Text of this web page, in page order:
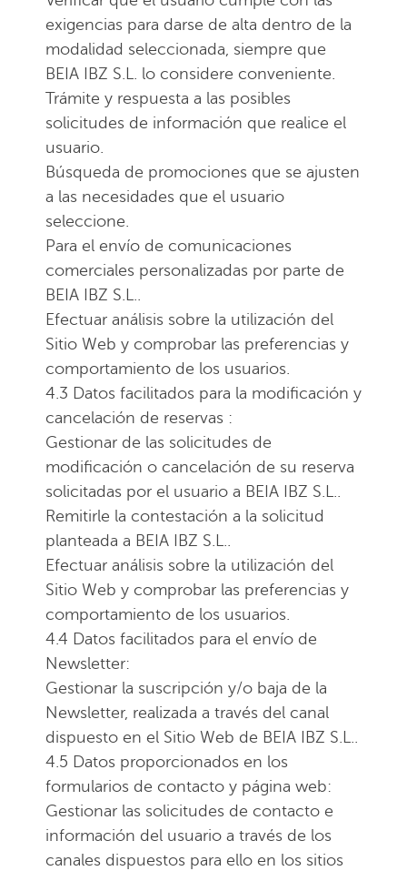
exigencias para darse de alta dentro de la
modalidad seleccionada, siempre que
BEIA IBZ S.L. lo considere conveniente.
Trámite y respuesta a las posibles
solicitudes de información que realice el
usuario.
Búsqueda de promociones que se ajusten
a las necesidades que el usuario
seleccione.
Para el envío de comunicaciones
comerciales personalizadas por parte de
BEIA IBZ S.L..
Efectuar análisis sobre la utilización del
Sitio Web y comprobar las preferencias y
comportamiento de los usuarios.
4.3 Datos facilitados para la modificación y
cancelación de reservas :
Gestionar de las solicitudes de
modificación o cancelación de su reserva
solicitadas por el usuario a BEIA IBZ S.L..
Remitirle la contestación a la solicitud
planteada a BEIA IBZ S.L..
Efectuar análisis sobre la utilización del
Sitio Web y comprobar las preferencias y
comportamiento de los usuarios.
4.4 Datos facilitados para el envío de
Newsletter:
Gestionar la suscripción y/o baja de la
Newsletter, realizada a través del canal
dispuesto en el Sitio Web de BEIA IBZ S.L..
4.5 Datos proporcionados en los
formularios de contacto y página web:
Gestionar las solicitudes de contacto e
información del usuario a través de los
canales dispuestos para ello en los sitios